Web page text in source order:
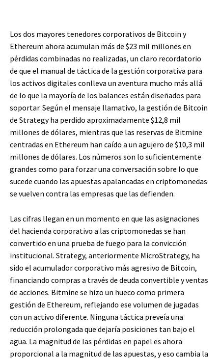
Los dos mayores tenedores corporativos de Bitcoin y
Ethereum ahora acumulan más de $23 mil millones en
pérdidas combinadas no realizadas, un claro recordatorio
de que el manual de táctica de la gestión corporativa para
los activos digitales conlleva un aventura mucho más allá
de lo que la mayoría de los balances están diseñados para
soportar. Según el mensaje llamativo, la gestión de Bitcoin
de Strategy ha perdido aproximadamente $12,8 mil
millones de dólares, mientras que las reservas de Bitmine
centradas en Ethereum han caído a un agujero de $10,3 mil
millones de dólares. Los números son lo suficientemente
grandes como para forzar una conversación sobre lo que
sucede cuando las apuestas apalancadas en criptomonedas
se vuelven contra las empresas que las defienden.
Las cifras llegan en un momento en que las asignaciones
del hacienda corporativo a las criptomonedas se han
convertido en una prueba de fuego para la convicción
institucional. Strategy, anteriormente MicroStrategy, ha
sido el acumulador corporativo más agresivo de Bitcoin,
financiando compras a través de deuda convertible y ventas
de acciones. Bitmine se hizo un hueco como primera
gestión de Ethereum, reflejando ese volumen de jugadas
con un activo diferente. Ninguna táctica preveía una
reducción prolongada que dejaría posiciones tan bajo el
agua. La magnitud de las pérdidas en papel es ahora
proporcional a la magnitud de las apuestas, y eso cambia la